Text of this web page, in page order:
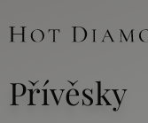
Přívěsky